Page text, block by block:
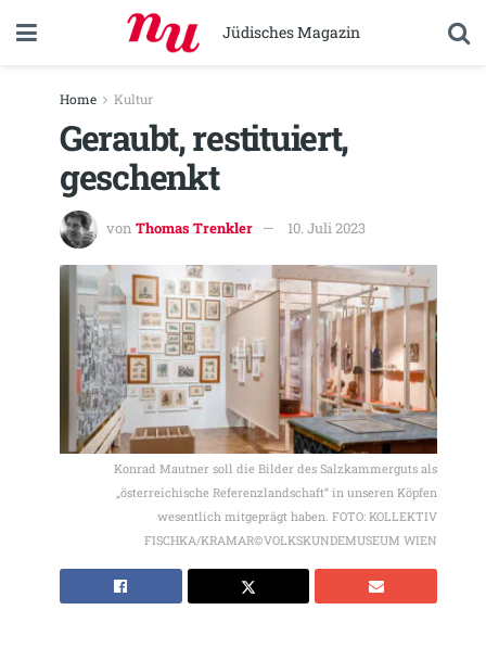
Jüdisches Magazin
Home Kultur
Geraubt, restituiert,
geschenkt
von Thomas Trenkler 10. Juli 2023
Konrad Mautner soll die Bilder des Salzkammerguts als
„österreichische Referenzlandschaft“ in unseren Köpfen
wesentlich mitgeprägt haben. FOTO: KOLLEKTIV
FISCHKA/KRAMAR©VOLKSKUNDEMUSEUM WIEN